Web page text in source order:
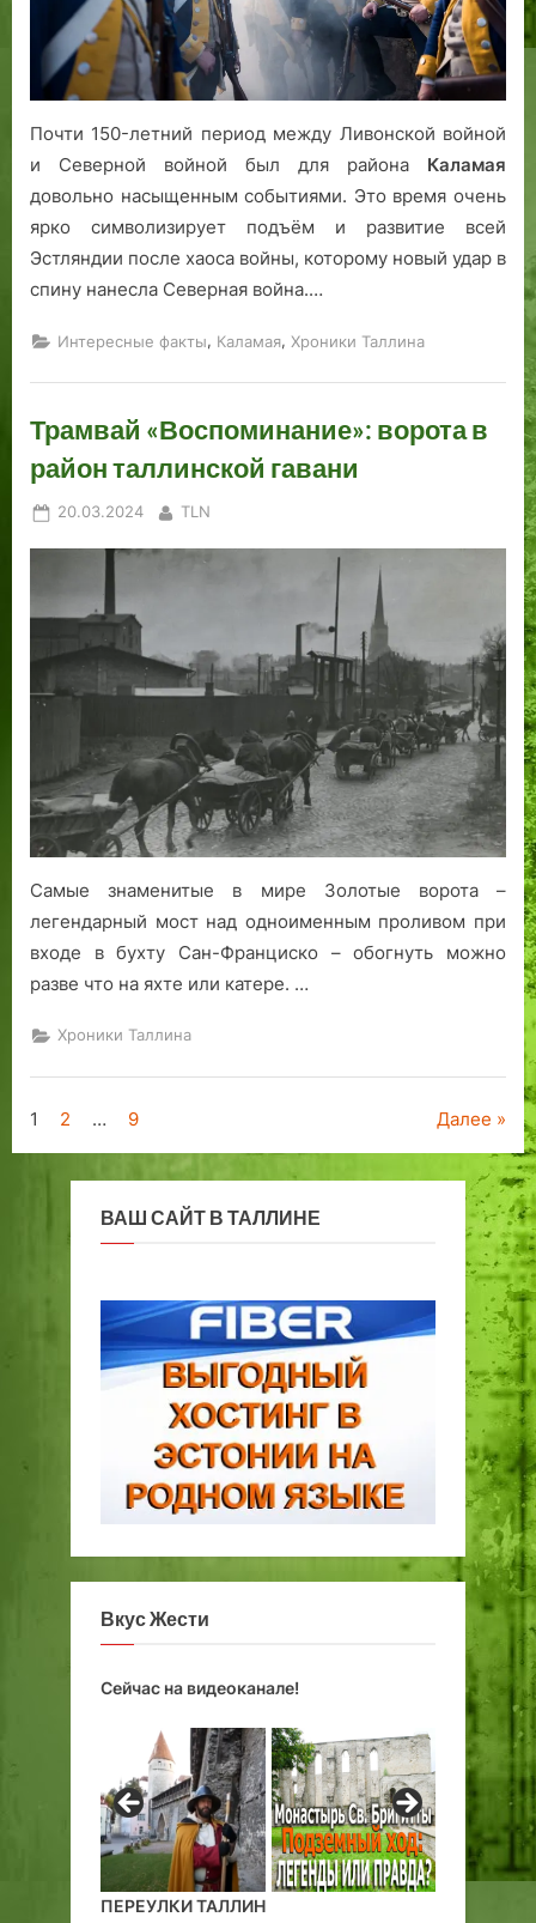
Почти 150-летний период между Ливонской войной
и Северной войной был для района Каламая
довольно насыщенным событиями. Это время очень
ярко символизирует подъём и развитие всей
Эстляндии после хаоса войны, которому новый удар в
спину нанесла Северная война.…
Интересные факты, Каламая, Хроники Таллина
Трамвай «Воспоминание»: ворота в
район таллинской гавани
Posted
20.03.2024 By
TLN
Самые знаменитые в мире Золотые ворота –
легендарный мост над одноименным проливом при
входе в бухту Сан-Франциско – обогнуть можно
разве что на яхте или катере. …
Хроники Таллина
Пагинация
записей
1 2 … 9 Далее
ВАШ САЙТ В ТАЛЛИНЕ
Вкус Жести
Сейчас на видеоканале!
ПЕРЕУЛКИ ТАЛЛИН